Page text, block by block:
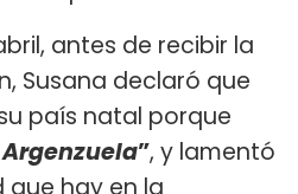
antes de recibir la
Susana declaró que
país natal porque
Argenzuela”, y lamentó
que hay en la